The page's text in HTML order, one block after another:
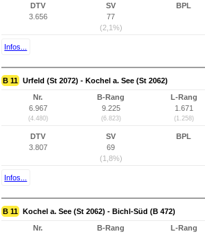
DTV
3.656
SV
77
(2,1%)
BPL
Infos...
B 11 Urfeld (St 2072) - Kochel a. See (St 2062)
Nr.
6.967
(4.480)
B-Rang
9.225
(6.823)
L-Rang
1.671
(1.258)
DTV
3.807
SV
69
(1,8%)
BPL
Infos...
B 11 Kochel a. See (St 2062) - Bichl-Süd (B 472)
Nr.
B-Rang
L-Rang